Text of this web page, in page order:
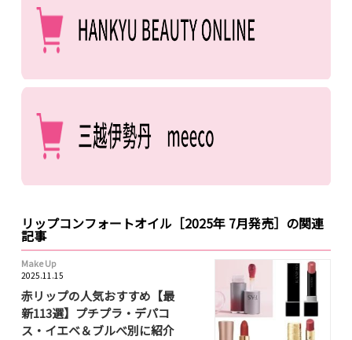
リップコンフォートオイル［2025年 7月発売］の関連
記事
Make Up
2025.11.15
赤リップの人気おすすめ【最
新113選】プチプラ・デパコ
ス・イエベ＆ブルべ別に紹介